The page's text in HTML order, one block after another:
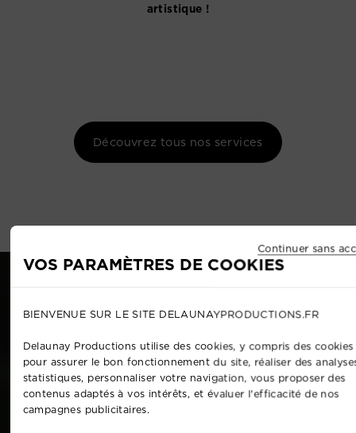
artistique !
Découvrez tous nos services
VOS PARAMÈTRES DE COOKIES
Continuer sans
BIENVENUE SUR LE SITE DELAUNAYPRODUCTIONS.FR
Delaunay Productions utilise des cookies, y compris des
pour assurer le bon fonctionnement du site, réaliser des
statistiques, personnaliser votre navigation, vous proposer des
contenus adaptés à vos intérêts, et évaluer l'efficacité de nos
campagnes publicitaires.